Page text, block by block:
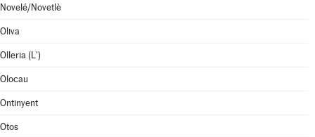
Novelé/Novetlè
Oliva
Olleria (L')
Olocau
Ontinyent
Otos